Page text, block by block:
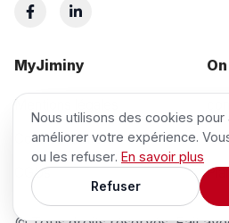
MyJiminy
Mentions légales
Confidentialité
CGUs
Nous utilisons des cookies pour
améliorer votre expérience.
ou les refuser. En savoir plus
Refuser